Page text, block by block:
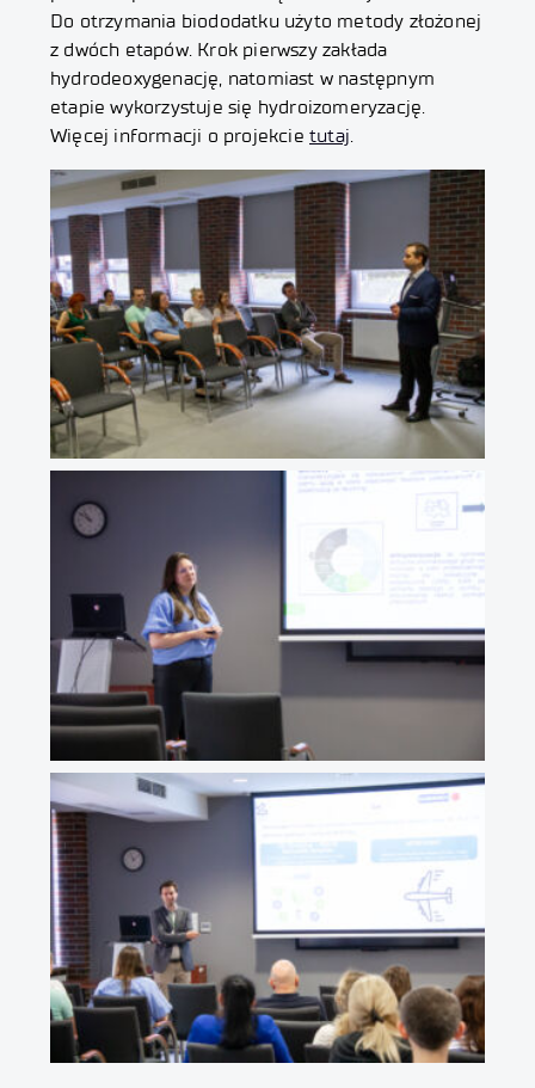
Do otrzymania biododatku użyto metody złożonej
z dwóch etapów. Krok pierwszy zakłada
hydrodeoxygenację, natomiast w następnym
etapie wykorzystuje się hydroizomeryzację.
Więcej informacji o projekcie tutaj